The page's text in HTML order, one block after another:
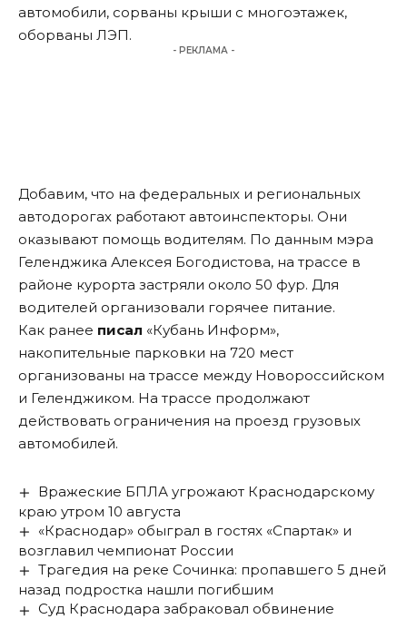
автомобили, сорваны крыши с многоэтажек,
оборваны ЛЭП.
- РЕКЛАМА -
Добавим, что на федеральных и региональных
автодорогах работают автоинспекторы. Они
оказывают помощь водителям. По данным мэра
Геленджика Алексея Богодистова, на трассе в
районе курорта застряли около 50 фур. Для
водителей организовали горячее питание.
Как ранее писал «Кубань Информ»,
накопительные парковки на 720 мест
организованы на трассе между Новороссийском
и Геленджиком. На трассе продолжают
действовать ограничения на проезд грузовых
автомобилей.
Вражеские БПЛА угрожают Краснодарскому
краю утром 10 августа
«Краснодар» обыграл в гостях «Спартак» и
возглавил чемпионат России
Трагедия на реке Сочинка: пропавшего 5 дней
назад подростка нашли погибшим
Суд Краснодара забраковал обвинение